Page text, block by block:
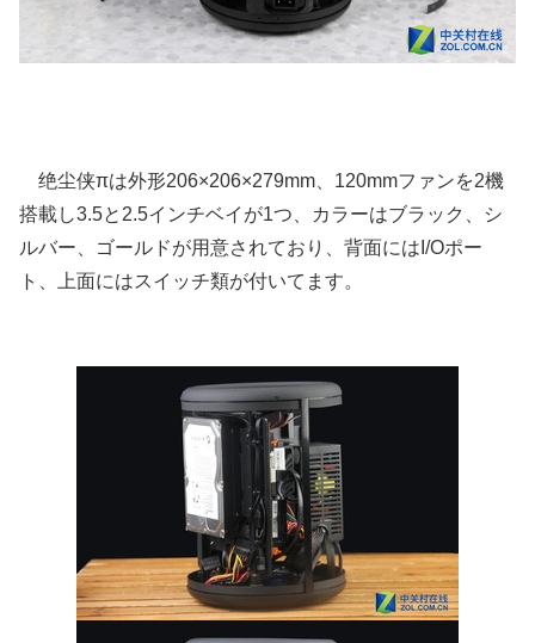
绝尘侠πは外形206×206×279mm、120mmファンを2機
搭載し3.5と2.5インチベイが1つ、カラーはブラック、シ
ルバー、ゴールドが用意されており、背面にはI/Oポー
ト、上面にはスイッチ類が付いてます。